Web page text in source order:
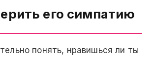
его симпатию
понять, нравишься ли ты